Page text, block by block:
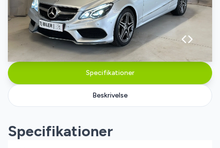
Specifikationer
Beskrivelse
Specifikationer